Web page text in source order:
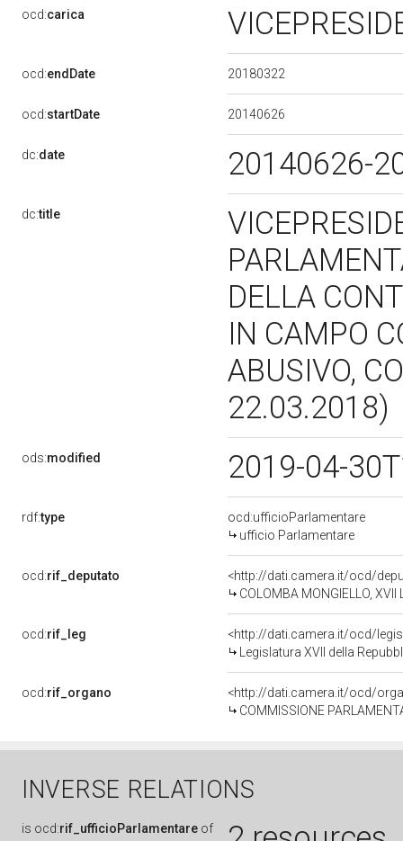
ocd:carica
ocd:endDate 20180322
ocd:startDate 20140626
dc:date 20140626-
dc:title
DELLA
IN CAMPO
ABUSIVO,
22.03.2018)
ods:modified 2019-04-
rdf:type
ocd:ufficioParlamentare
ufficio Parlamentare
ocd:rif_deputato
<http://dati.camera.it/ocd/
COLOMBA MONGIELLO,
ocd:rif_leg
<http://dati.camera.it/ocd/
Legislatura XVII della
ocd:rif_organo
<http://dati.camera.it/ocd/
COMMISSIONE PARLAMENTARE DI
INVERSE RELATIONS
is ocd:rif_ufficioParlamentare of